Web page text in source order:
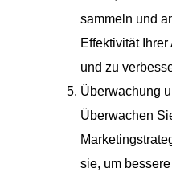
sammeln und
Effektivität
und zu
Überwachung
Überwachen
sie, um